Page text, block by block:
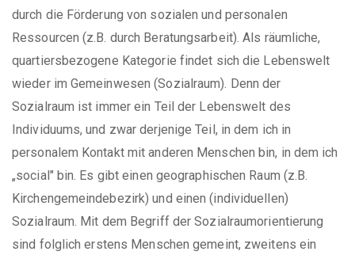
durch die Förderung von sozialen und personalen
Ressourcen (z.B. durch Beratungsarbeit). Als räumliche,
quartiersbezogene Kategorie findet sich die Lebenswelt
wieder im Gemeinwesen (Sozialraum). Denn der
Sozialraum ist immer ein Teil der Lebenswelt des
Individuums, und zwar derjenige Teil, in dem ich in
personalem Kontakt mit anderen Menschen bin, in dem ich
„social" bin. Es gibt einen geographischen Raum (z.B.
Kirchengemeindebezirk) und einen (individuellen)
Sozialraum. Mit dem Begriff der Sozialraumorientierung
sind folglich erstens Menschen gemeint, zweitens ein